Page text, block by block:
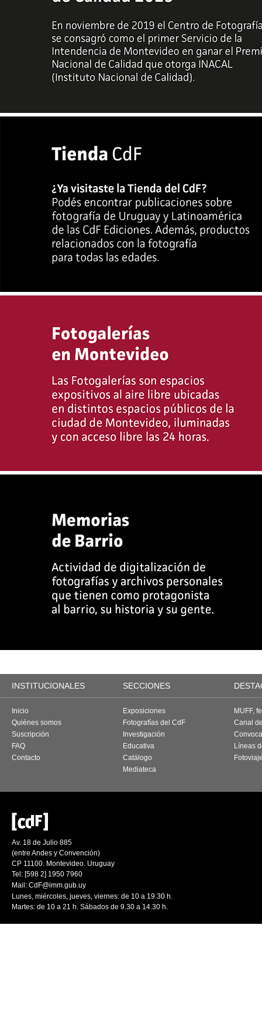
INSTITUCIONALES SECCIONES
Inicio
Quiénes somos
Suscripción
FAQ
Contacto
Exposiciones
Fotografías del CdF
Investigación
Educativa
Catálogo
Mediateca
MUFF,
Canal
Líneas
Av. 18 de Julio 885
(entre Andes y Convención)
CP 11100. Montevideo. Uruguay
Tel: [598 2] 1950 7960
Mail: CdF@imm.gub.uy
Lunes, miércoles, jueves, viernes: de 10 a 19.30 h.
Martes: de 10 a 21 h. Sábados de 9.30 a 14.30 h.